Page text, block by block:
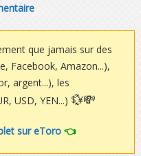
que jamais sur des
Facebook, Amazon...),
argent...), les
USD, YEN...) 💱💸
sur eToro 👈